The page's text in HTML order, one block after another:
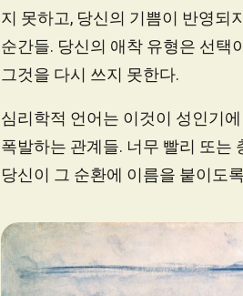
지 못하고, 당신의 기쁨이 반영되
순간들. 당신의 애착 유형은 선택
그것을 다시 쓰지 못한다.
심리학적 언어는 이것이 성인기
폭발하는 관계들. 너무 빨리 또는
당신이 그 순환에 이름을 붙이도